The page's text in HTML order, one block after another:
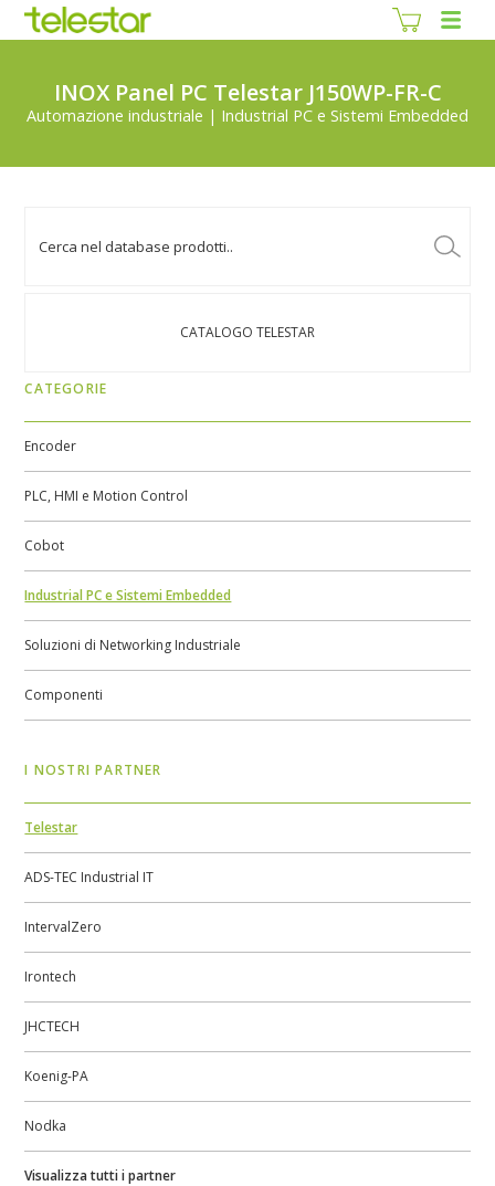
INOX Panel PC Telestar J150WP-FR-C
Automazione industriale | Industrial PC e Sistemi Embedded
CATALOGO TELESTAR
CATEGORIE
Encoder
PLC, HMI e Motion Control
Cobot
Industrial PC e Sistemi Embedded
Soluzioni di Networking Industriale
Componenti
I NOSTRI PARTNER
Telestar
ADS-TEC Industrial IT
IntervalZero
Irontech
JHCTECH
Koenig-PA
Nodka
Visualizza tutti i partner